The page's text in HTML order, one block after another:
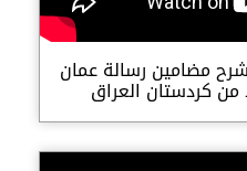
مضامين رسالة عمان